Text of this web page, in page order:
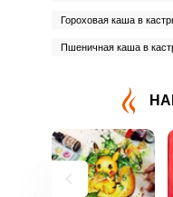
Гороховая каша в
Пшеничная каша в